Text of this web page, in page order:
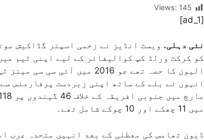
Views: 145
[ad_1]
نئی دہلی. ویسٹ انڈیز نے زخمی اسپنر گڈاکیش
کو کرکٹ ورلڈ کپ کوالیفائر کے لیے اپنی ٹیم
انہوں نے بلے کے ساتھ اپنی زبردست پرفارمنس
میں 11 چھکے اور 10 چوکے شامل تھے۔
ڈیون تھامس کی معطلی کے بعد انہیں متحدہ عرب